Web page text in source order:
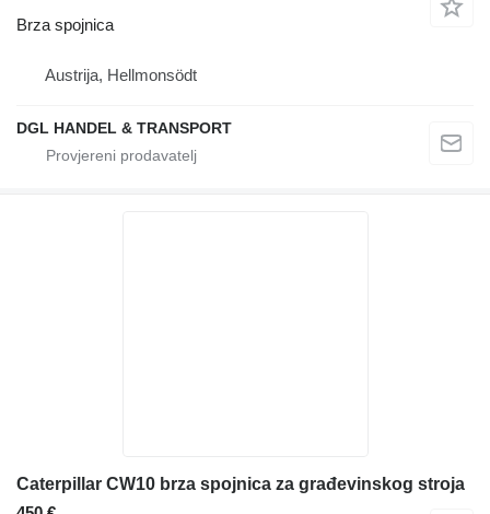
Brza spojnica
Austrija, Hellmonsödt
DGL HANDEL & TRANSPORT
Caterpillar CW10 brza spojnica za građevinskog stroja